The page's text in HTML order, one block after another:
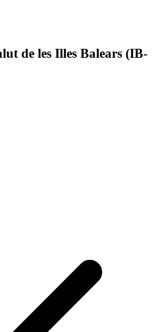
de les Illes Balears (IB-